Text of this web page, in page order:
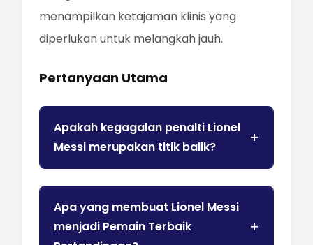
menampilkan ketajaman klinis yang
diperlukan untuk melangkah jauh.
Pertanyaan Utama
Apakah kegagalan penalti Lionel
Messi merupakan titik balik?
Apa yang membuat Lionel Messi
menjadi Pemain Terbaik